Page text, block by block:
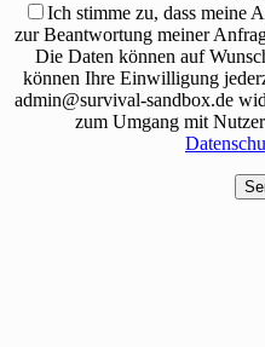
Ich stimme zu, dass meine
zur Beantwortung meiner
Die Daten können auf
können Ihre Einwilligung
admin@survival-sandbox.de
zum Umgang mit